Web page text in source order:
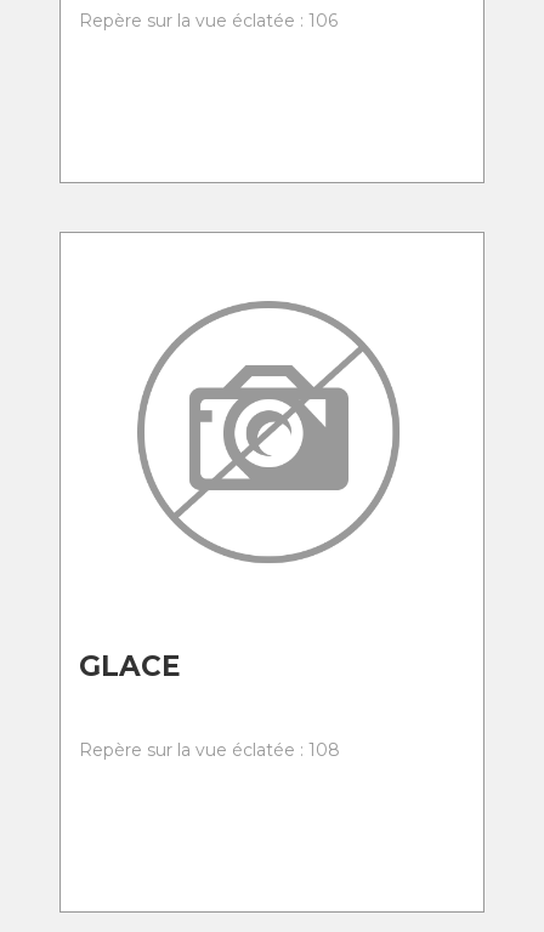
Repère sur la vue éclatée : 106
GLACE
Repère sur la vue éclatée : 108